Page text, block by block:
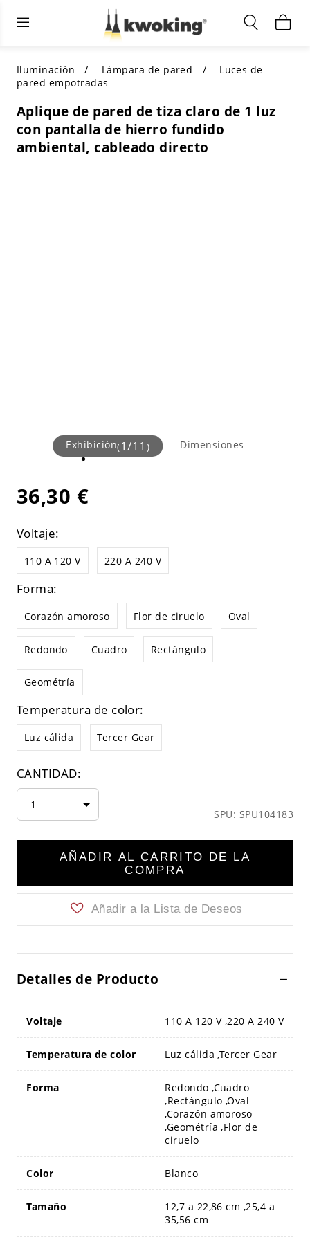
Muebles de sala de estar
TODOS LOS MUEBLES DE SALÓN
SELECCIONES DESTACADAS
COMPRAR POR ESTILO
Iluminación interior
Comprar por categoría
COMPRAR POR ESTILO
Shop by Colors
Iluminación exterior
TODA LA ILUMINACIÓN PARA
OTROS ESPACIOS
COMPRAR POR CATEGORÍA
Iluminación Lámpara de pared
Luces de
pared empotradas
Aplique de pared de tiza claro de 1 luz
con pantalla de hierro fundido
ambiental, cableado directo
Exhibición(1/11 ) Dimensiones
36,30 €
Voltaje:
110 A 120 V 220 A 240 V
Forma:
Corazón amoroso Flor de ciruelo Oval
Redondo Cuadro Rectángulo
Geométría
Temperatura de color:
Luz cálida Tercer Gear
CANTIDAD:
1
SPU: SPU104183
AÑADIR AL CARRITO DE LA
COMPRA
Añadir a la Lista de Deseos
Detalles de Producto
Voltaje 110 A 120 V ,220 A 240 V
Temperatura de color Luz cálida ,Tercer Gear
Forma
Redondo ,Cuadro
,Rectángulo ,Oval
,Corazón amoroso
,Geométría ,Flor de
ciruelo
Color Blanco
Tamaño
12,7 a 22,86 cm ,25,4 a
35,56 cm